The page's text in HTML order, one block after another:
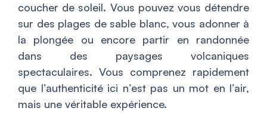
coucher de soleil. Vous pouvez vous détendre
sur des plages de sable blanc, vous adonner à
la plongée ou encore partir en randonnée
dans des paysages volcaniques
spectaculaires. Vous comprenez rapidement
que l’authenticité ici n’est pas un mot en l’air,
mais une véritable expérience.